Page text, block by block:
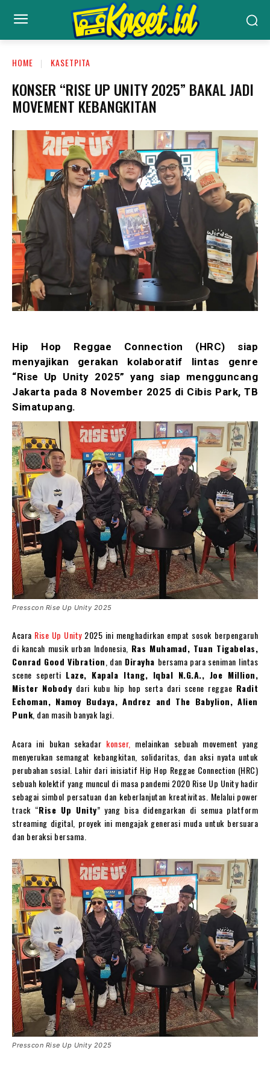
HOME KASETPITA
KONSER “RISE UP UNITY 2025” BAKAL JADI
MOVEMENT KEBANGKITAN
Hip Hop Reggae Connection (HRC) siap
menyajikan gerakan kolaboratif lintas genre
“Rise Up Unity 2025” yang siap mengguncang
Jakarta pada 8 November 2025 di Cibis Park, TB
Simatupang.
Presscon Rise Up Unity 2025
Acara Rise Up Unity2025 ini menghadirkan empat sosok berpengaruh
di kancah musik urban Indonesia, Ras Muhamad, Tuan Tigabelas,
Conrad Good Vibration , dan Dirayha bersama para seniman lintas
scene seperti Laze, Kapala Itang, Iqbal N.G.A., Joe Million,
Mister Nobody dari kubu hip hop serta dari scene reggae Radit
Echoman, Namoy Budaya, Andrez and The Babylion, Alien
Punk, dan masih banyak lagi.
Acara ini bukan sekadar konser, melainkan sebuah movement yang
menyerukan semangat kebangkitan, solidaritas, dan aksi nyata untuk
perubahan sosial. Lahir dari inisiatif Hip Hop Reggae Connection (HRC)
sebuah kolektif yang muncul di masa pandemi 2020 Rise Up Unity hadir
sebagai simbol persatuan dan keberlanjutan kreativitas. Melalui power
track “Rise Up Unity” yang bisa didengarkan di semua platform
streaming digital, proyek ini mengajak generasi muda untuk bersuara
dan beraksi bersama.
Presscon Rise Up Unity 2025